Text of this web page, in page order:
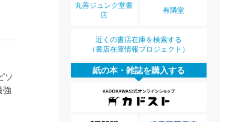
ソ
強
丸善ジュンク堂書
店
有隣堂
近くの書店在庫を検索する
（書店在庫情報プロジェクト）
紙の本・雑誌を購入する